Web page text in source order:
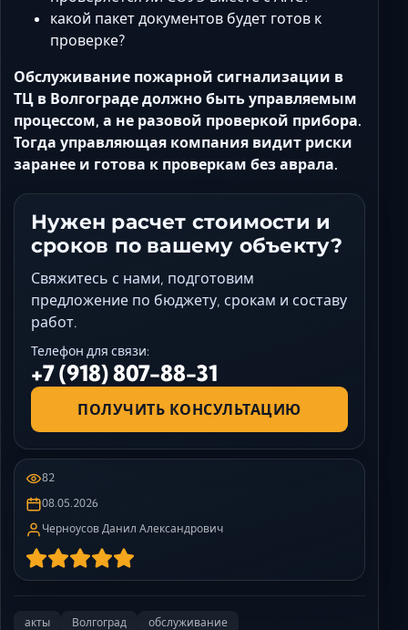
какой пакет документов будет готов к
проверке?
Обслуживание пожарной сигнализации в
ТЦ в Волгограде должно быть управляемым
процессом, а не разовой проверкой прибора.
Тогда управляющая компания видит риски
заранее и готова к проверкам без аврала.
Нужен расчет стоимости и
сроков по вашему объекту?
Свяжитесь с нами, подготовим
предложение по бюджету, срокам и составу
работ.
Телефон для связи:
+7 (918) 807-88-31
ПОЛУЧИТЬ КОНСУЛЬТАЦИЮ
82
08.05.2026
Черноусов Данил Александрович
акты Волгоград
обслуживание